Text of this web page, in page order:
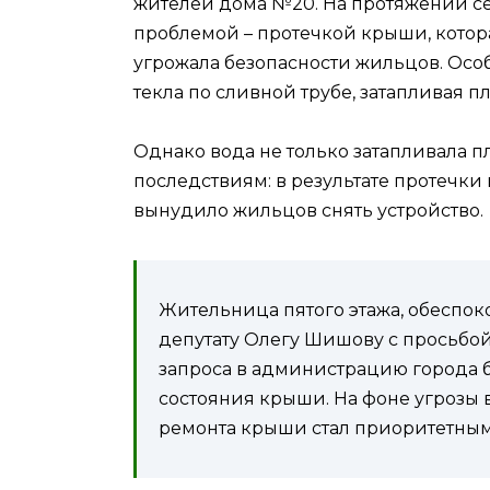
проблемой – протечкой крыши,
угрожала безопасности жильцов.
текла по сливной трубе, затапливая
Однако вода не только затапливала
последствиям: в результате
вынудило жильцов снять устройство.
Жительница пятого этажа,
депутату Олегу Шишову с
запроса в администрацию
состояния крыши. На фоне угрозы
ремонта крыши стал